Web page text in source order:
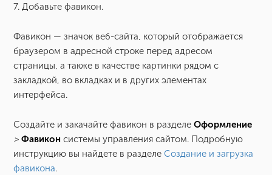
7. Добавьте фавикон.
Фавикон — значок веб-сайта, который отображается
браузером в адресной строке перед адресом
страницы, а также в качестве картинки рядом с
закладкой, во вкладках и в других элементах
интерфейса.
Создайте и закачайте фавикон в разделеОформление
>Фавикон системы управления сайтом. Подробную
инструкцию вы найдете в разделеСоздание и загрузка
фавикона.